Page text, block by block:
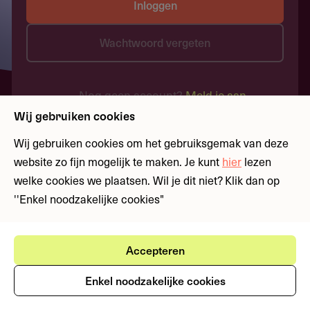
Inloggen
Wachtwoord vergeten
Nog geen account?Meld je aan
Wij gebruiken cookies
Wij gebruiken cookies om het gebruiksgemak van deze
website zo fijn mogelijk te maken. Je kunt hier lezen
welke cookies we plaatsen. Wil je dit niet? Klik dan op
''Enkel noodzakelijke cookies"
Accepteren
Enkel noodzakelijke cookies